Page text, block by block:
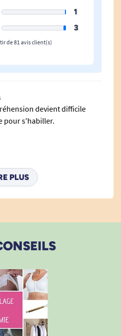
1
3
de 81 avis client(s)
devient difficile
pour s'habiller.
le crochet de fermeture
en main.
PLUS